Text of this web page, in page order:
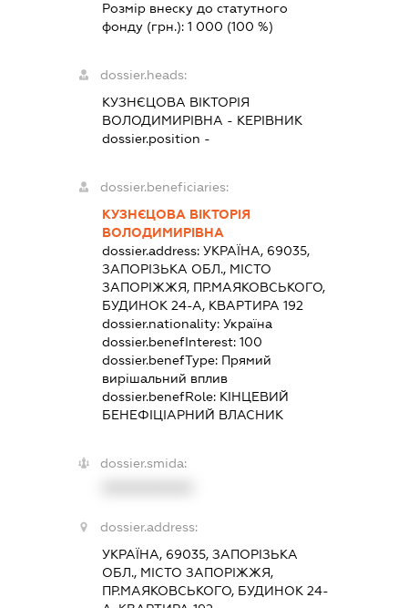
Розмір внеску до статутного
фонду (грн.):1 000 (100 %)
dossier.heads:
КУЗНЄЦОВА ВІКТОРІЯ
ВОЛОДИМИРІВНА - КЕРІВНИК
dossier.position -
dossier.beneficiaries:
КУЗНЄЦОВА ВІКТОРІЯ
ВОЛОДИМИРІВНА
dossier.address:УКРАЇНА, 69035,
ЗАПОРІЗЬКА ОБЛ., МІСТО
ЗАПОРІЖЖЯ, ПР.МАЯКОВСЬКОГО,
БУДИНОК 24-А, КВАРТИРА 192
dossier.nationality:Україна
dossier.benefInterest:100
dossier.benefType: Прямий
вирішальний вплив
dossier.benefRole: КІНЦЕВИЙ
БЕНЕФІЦІАРНИЙ ВЛАСНИК
dossier.smida:
dossier.address:
УКРАЇНА, 69035, ЗАПОРІЗЬКА
ОБЛ., МІСТО ЗАПОРІЖЖЯ,
ПР.МАЯКОВСЬКОГО, БУДИНОК 24-